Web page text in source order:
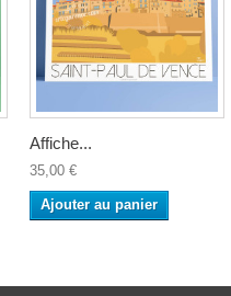
Affiche...
35,00 €
Ajouter au panier